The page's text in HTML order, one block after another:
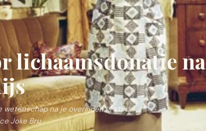
lichaamsdonatie na
wetenschap na je overlijden is sterk
Joke Bru